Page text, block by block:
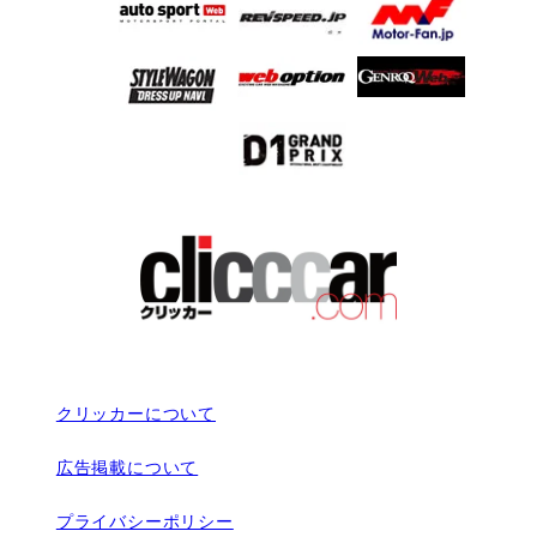
クリッカーについて
広告掲載について
プライバシーポリシー